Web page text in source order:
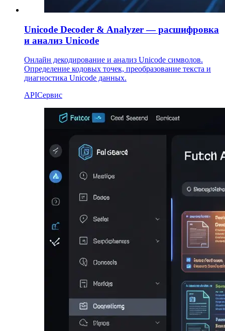
Unicode Decoder & Analyzer — расшифровка
и анализ Unicode
Онлайн декодирование и анализ Unicode символов.
Определение кодовых точек, преобразование текста и
диагностика Unicode данных.
APIСервис